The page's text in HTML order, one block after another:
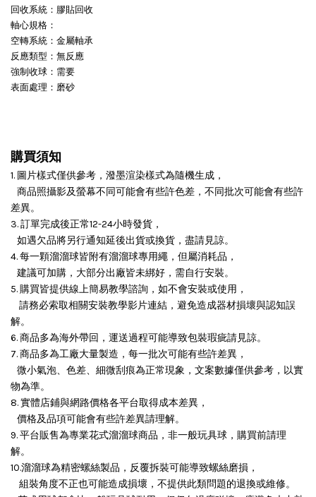
回收系統：膠貼回收
軸心規格：
空轉系統：金屬軸承
反應類型：無反應
強制收球：需要
表面處理：磨砂
購買須知
1. 圖片樣式僅供參考，潑墨渲染樣式為隨機生成，
商品照攝影及螢幕不同可能會有些許色差，不同批次可能會有些許
差異。
3. 訂單完成後正常12-24小時發貨，
如遇欠品將另行通知延後出貨或換貨，盡請見諒。
4. 每一顆溜溜球皆附有溜溜球專用繩，但屬消耗品，
建議可加購，大部分出廠皆未綁好，需自行安裝。
5. 購買皆提供線上簡易教學諮詢，如不會安裝或使用，
請務必索取相關安裝教學影片連結，避免造成器材損壞與認知誤
解。
6. 商品多為海外帶回，運送過程可能導致包裝瑕疵請見諒。
7. 商品多為工廠大量製造，每一批次可能有些許差異，
微小氣泡、色差、細微刮痕為正常現象，文案數據僅供參考，以實
物為準。
8. 實體店鋪與網路價格各平台取得成本差異，
價格及品項可能會有些許差異請理解。
9. 平台販售為專業花式溜溜球商品，非一般玩具球，購買前請理
解。
10.溜溜球為精密螺絲製品，反覆拆裝可能導致螺絲磨損，
組裝角度不正也可能造成損壞， 不提供此類問題的退換或維修。